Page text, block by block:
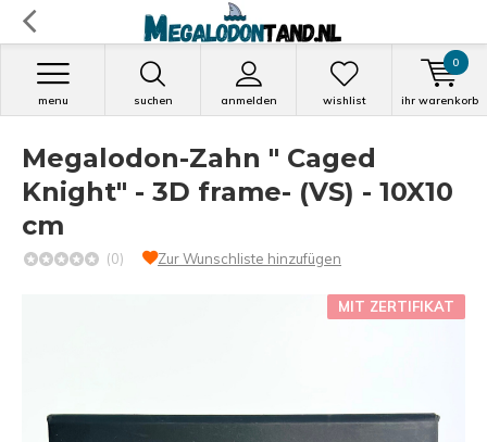
suchen anmelden
menu wishlist ihr warenkorb
0
Megalodon-Zahn " Caged
Knight" - 3D frame- (VS) - 10X10
cm
(0) Zur Wunschliste hinzufügen
MIT ZERTIFIKAT